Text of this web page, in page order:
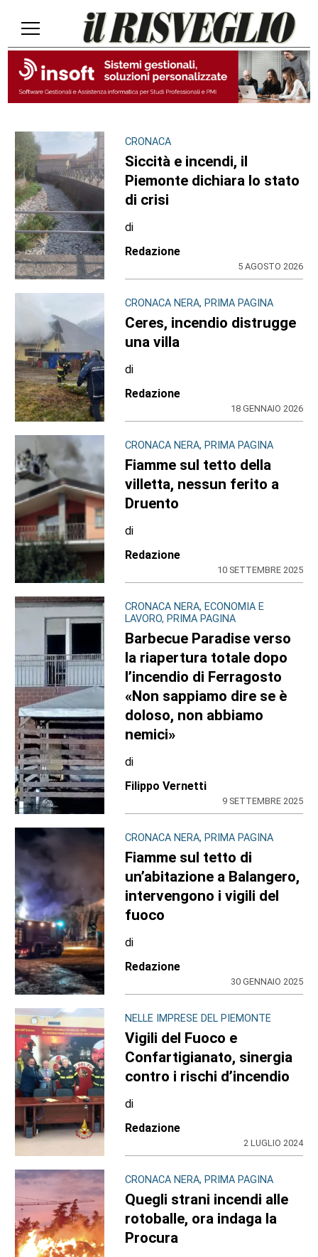
CRONACA
Siccità e incendi, il
Piemonte dichiara lo stato
di crisi
di
Redazione
5 AGOSTO 2026
CRONACA NERA, PRIMA PAGINA
Ceres, incendio distrugge
una villa
di
Redazione
18 GENNAIO 2026
CRONACA NERA, PRIMA PAGINA
Fiamme sul tetto della
villetta, nessun ferito a
Druento
di
Redazione
10 SETTEMBRE 2025
CRONACA NERA, ECONOMIA E
LAVORO, PRIMA PAGINA
Barbecue Paradise verso
la riapertura totale dopo
l’incendio di Ferragosto
«Non sappiamo dire se è
doloso, non abbiamo
nemici»
di
Filippo Vernetti
9 SETTEMBRE 2025
CRONACA NERA, PRIMA PAGINA
Fiamme sul tetto di
un’abitazione a Balangero,
intervengono i vigili del
fuoco
di
Redazione
30 GENNAIO 2025
NELLE IMPRESE DEL PIEMONTE
Vigili del Fuoco e
Confartigianato, sinergia
contro i rischi d’incendio
di
Redazione
2 LUGLIO 2024
CRONACA NERA, PRIMA PAGINA
Quegli strani incendi alle
rotoballe, ora indaga la
Procura